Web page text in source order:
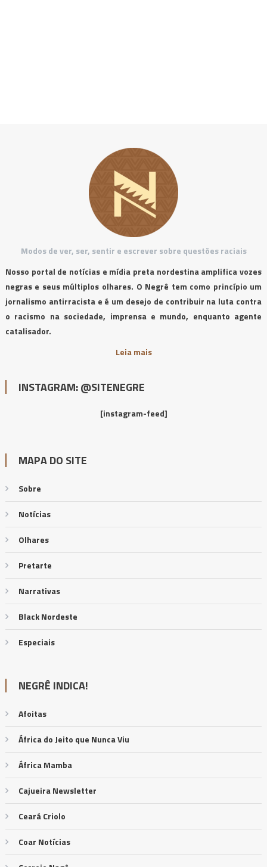
Modos de ver, ser, sentir e escrever sobre questões raciais
Nosso portal de notícias e mídia preta nordestina amplifica vozes
negras e seus múltiplos olhares. O Negrê tem como princípio um
jornalismo antirracista e é um desejo de contribuir na luta contra
o racismo na sociedade, imprensa e mundo, enquanto agente
catalisador.
Leia mais
INSTAGRAM: @SITENEGRE
[instagram-feed]
MAPA DO SITE
Sobre
Notícias
Olhares
Pretarte
Narrativas
Black Nordeste
Especiais
NEGRÊ INDICA!
Afoitas
África do Jeito que Nunca Viu
África Mamba
Cajueira Newsletter
Ceará Criolo
Coar Notícias